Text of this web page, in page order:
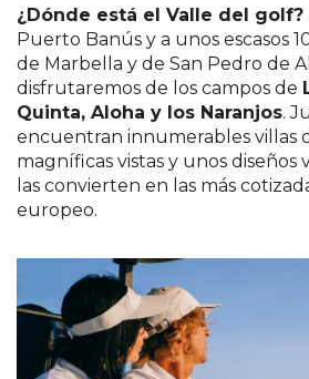
¿Dónde está el Valle del golf?
Puerto Banús y a unos escasos
de Marbella y de San Pedro de
disfrutaremos de los campos de
Quinta, Aloha y los Naranjos.
encuentran innumerables villas
magníficas vistas y unos diseños
las convierten en las más
europeo.